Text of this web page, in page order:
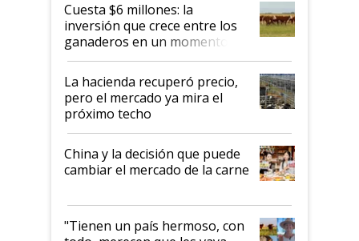
Cuesta $6 millones: la
inversión que crece entre los
ganaderos en un momento
histórico para la actividad
La hacienda recuperó precio,
pero el mercado ya mira el
próximo techo
China y la decisión que puede
cambiar el mercado de la carne
"Tienen un país hermoso, con